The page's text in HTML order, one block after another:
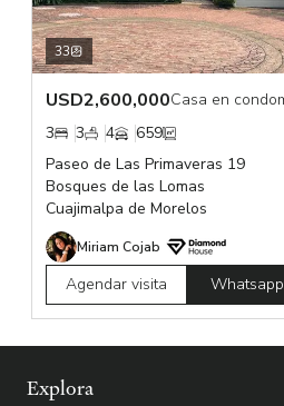
33
USD2,600,000
3
3 4
659
Paseo de Las Primaveras 19
Bosques de las Lomas
Cuajimalpa de Morelos
Miriam Cojab
Agendar visita Whatsapp
Explora